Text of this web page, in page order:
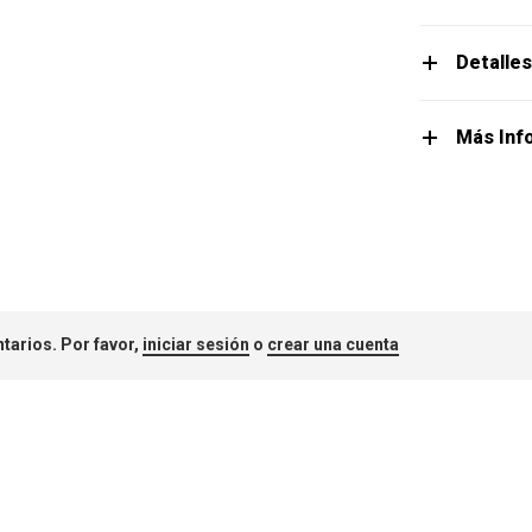
Detalles
Más
Por favor, iniciar sesión o crear una cuenta